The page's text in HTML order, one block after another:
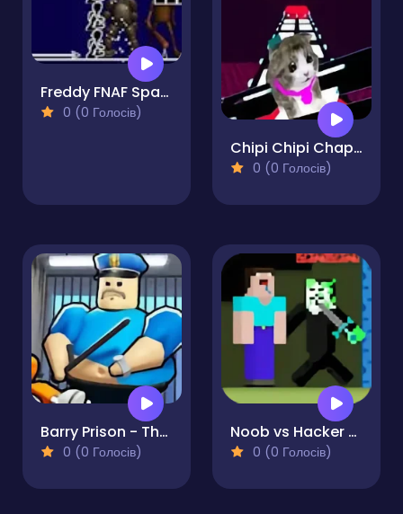
Freddy FNAF Space Waves
0 (0 Голосів)
Chipi Chipi Chapa Chapa Cat Glass Bridge
0 (0 Голосів)
Barry Prison - The Game
0 (0 Голосів)
Noob vs Hacker Zombie
0 (0 Голосів)